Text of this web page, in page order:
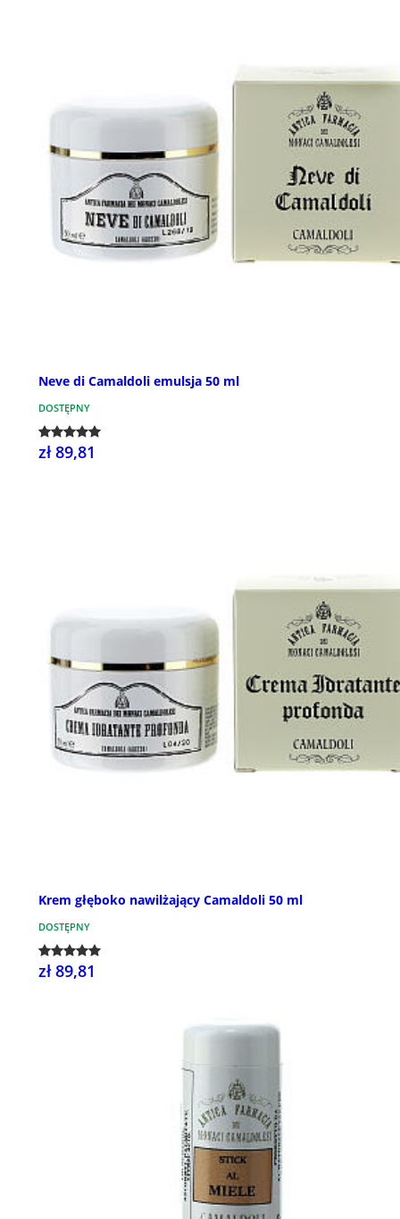
Neve di Camaldoli emulsja 50 ml
DOSTĘPNY
zł 89,81
Krem głęboko nawilżający Camaldoli 50 ml
DOSTĘPNY
zł 89,81